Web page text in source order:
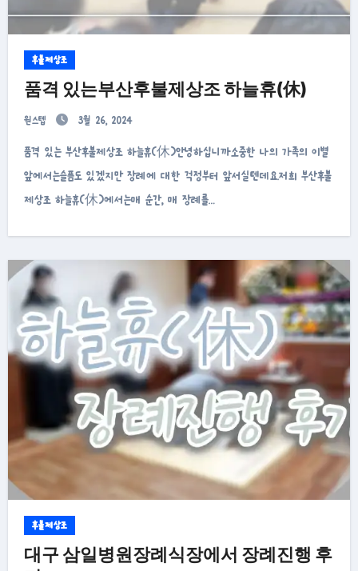
후불제상조
품격 있는부산후불제상조 하늘휴(休)
원스텝 3월 26, 2024
품격 있는 부산후불제상조 하늘휴(休)안녕하십니까소중한 나의 가족의 이별
앞에서는슬픔도 있겠지만 장례에 대한 걱정부터 앞서실텐데요.저희 부산후불
제상조 하늘휴(休)에서는매 순간, 매 장례를…
후불제상조
대구 삼일병원장례식장에서 장례진행 후